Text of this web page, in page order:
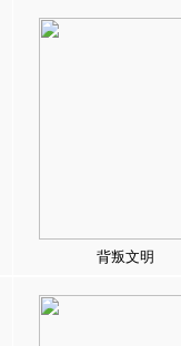
背叛文明